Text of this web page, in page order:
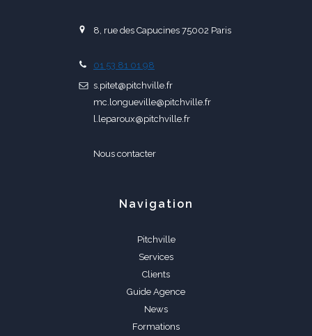
8, rue des Capucines 75002 Paris
01 53 81 01 98
s.pitet@pitchville.fr
mc.longueville@pitchville.fr
l.leparoux@pitchville.fr
Nous contacter
Navigation
Pitchville
Services
Clients
Guide Agence
News
Formations